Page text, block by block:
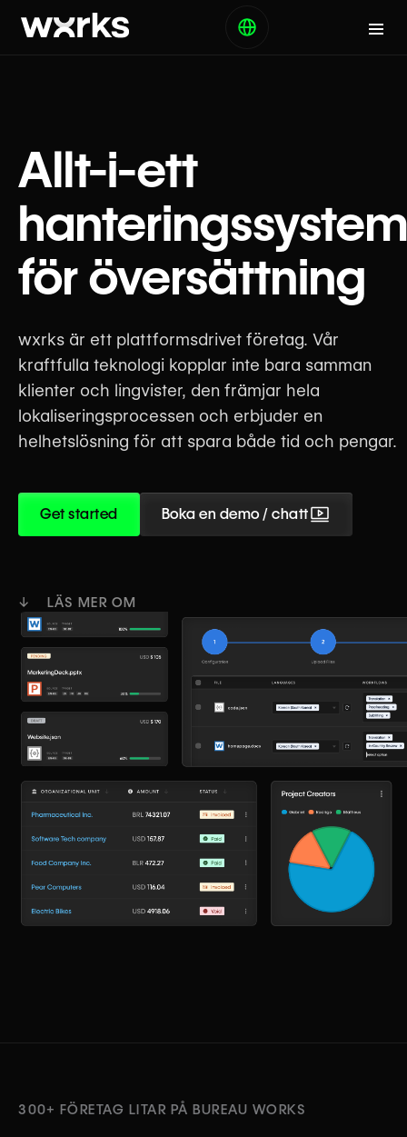
Allt-i-ett
hanteringssystem
för översättning
wxrks är ett plattformsdrivet företag. Vår
kraftfulla teknologi kopplar inte bara samman
klienter och lingvister, den främjar hela
lokaliseringsprocessen och erbjuder en
helhetslösning för att spara både tid och pengar.
Get started Boka en demo / chatt
↓ LÄS MER OM
300+ FÖRETAG LITAR PÅ BUREAU WORKS